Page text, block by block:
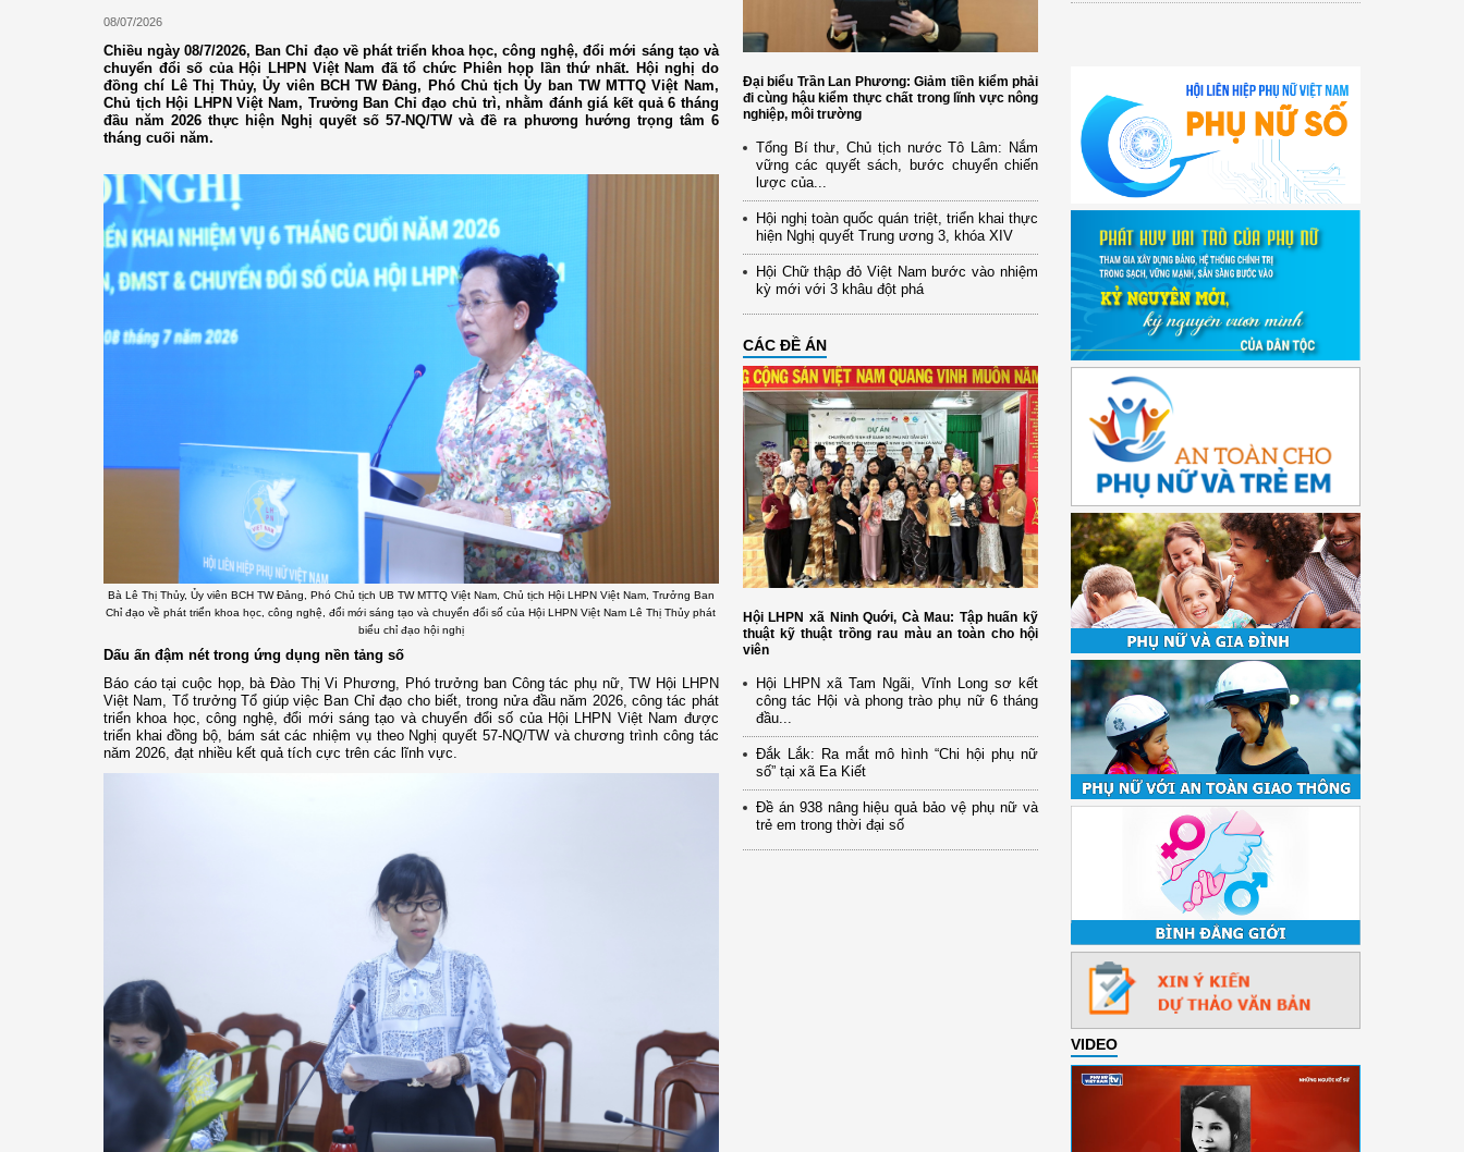
08/07/2026
Chiều ngày 08/7/2026, Ban Chỉ đạo về phát triển khoa học, công nghệ, đổi mới sáng tạo và
chuyển đổi số của Hội LHPN Việt Nam đã tổ chức Phiên họp lần thứ nhất. Hội nghị do
đồng chí Lê Thị Thủy, Ủy viên BCH TW Đảng, Phó Chủ tịch Ủy ban TW MTTQ Việt Nam,
Chủ tịch Hội LHPN Việt Nam, Trưởng Ban Chỉ đạo chủ trì, nhằm đánh giá kết quả 6 tháng
đầu năm 2026 thực hiện Nghị quyết số 57-NQ/TW và đề ra phương hướng trọng tâm 6
tháng cuối năm.
Bà Lê Thị Thủy, Ủy viên BCH TW Đảng, Phó Chủ tịch UB TW MTTQ Việt Nam, Chủ tịch Hội LHPN Việt Nam, Trưởng Ban
Chỉ đạo về phát triển khoa học, công nghệ, đổi mới sáng tạo và chuyển đổi số của Hội LHPN Việt Nam Lê Thị Thủy phát
biểu chỉ đạo hội nghị
Dấu ấn đậm nét trong ứng dụng nền tảng số
Báo cáo tại cuộc họp, bà Đào Thị Vi Phương, Phó trưởng ban Công tác phụ nữ, TW Hội LHPN
Việt Nam, Tổ trưởng Tổ giúp việc Ban Chỉ đạo cho biết, trong nửa đầu năm 2026, công tác phát
triển khoa học, công nghệ, đổi mới sáng tạo và chuyển đổi số của Hội LHPN Việt Nam được
triển khai đồng bộ, bám sát các nhiệm vụ theo Nghị quyết 57-NQ/TW và chương trình công tác
năm 2026, đạt nhiều kết quả tích cực trên các lĩnh vực.
Đại biểu Trần Lan Phương: Giảm tiền kiểm phải
đi cùng hậu kiểm thực chất trong lĩnh vực nông
nghiệp, môi trường
Tổng Bí thư, Chủ tịch nước Tô Lâm: Nắm
vững các quyết sách, bước chuyển chiến
lược của...
Hội nghị toàn quốc quán triệt, triển khai thực
hiện Nghị quyết Trung ương 3, khóa XIV
Hội Chữ thập đỏ Việt Nam bước vào nhiệm
kỳ mới với 3 khâu đột phá
CÁC ĐỀ ÁN
Hội LHPN xã Ninh Quới, Cà Mau: Tập huấn kỹ
thuật kỹ thuật trồng rau màu an toàn cho hội
viên
Hội LHPN xã Tam Ngãi, Vĩnh Long sơ kết
công tác Hội và phong trào phụ nữ 6 tháng
đầu...
Đắk Lắk: Ra mắt mô hình “Chi hội phụ nữ
số” tại xã Ea Kiết
Đề án 938 nâng hiệu quả bảo vệ phụ nữ và
trẻ em trong thời đại số
VIDEO